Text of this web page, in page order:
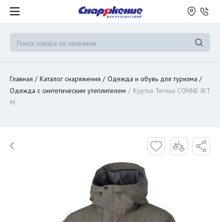
Главная Каталог снаряжения
Одежда и обувь для туризма
Одежда с синтетическим утеплителем
Куртка Ternua CONNE JKT
M